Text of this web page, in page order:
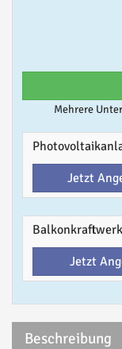
Mehrere
Jetzt
Jetzt
Beschreibung